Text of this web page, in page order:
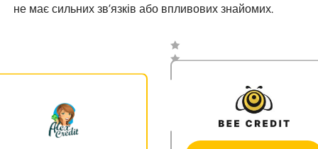
не має сильних зв’язків або впливових знайомих.